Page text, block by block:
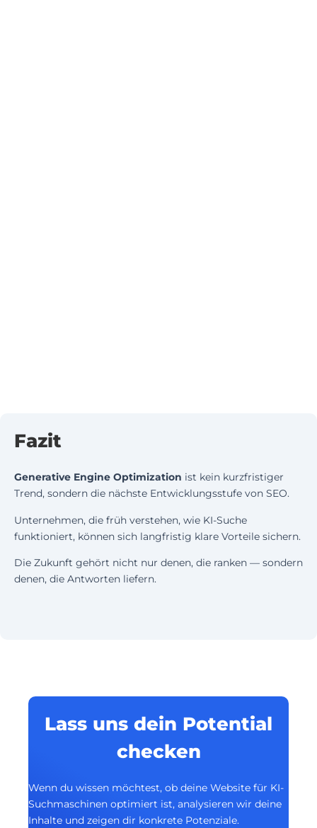
Fazit
Generative Engine Optimization ist kein kurzfristiger
Trend, sondern die nächste Entwicklungsstufe von SEO.
Unternehmen, die früh verstehen, wie KI-Suche
funktioniert, können sich langfristig klare Vorteile sichern.
Die Zukunft gehört nicht nur denen, die ranken — sondern
denen, die Antworten liefern.
Lass uns dein Potential
checken
Wenn du wissen möchtest, ob deine Website für KI-
Suchmaschinen optimiert ist, analysieren wir deine
Inhalte und zeigen dir konkrete Potenziale.